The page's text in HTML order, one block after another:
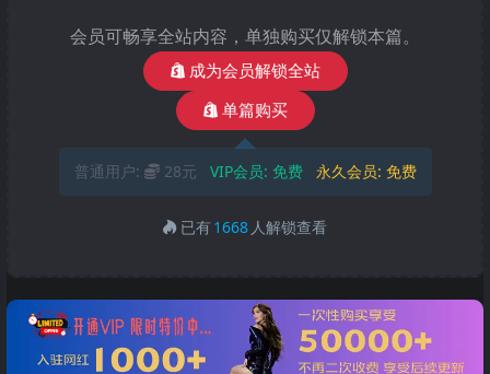
会员可畅享全站内容，单独购买仅解锁本篇。
成为会员解锁全站
单篇购买
普通用户: 28元 VIP会员: 免费 永久会员: 免费
已有1668 人解锁查看